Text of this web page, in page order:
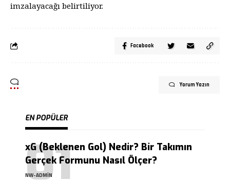
imzalayacağı belirtiliyor.
Facebook
Yorum Yazın
EN POPÜLER
xG (Beklenen Gol) Nedir? Bir Takımın
Gerçek Formunu Nasıl Ölçer?
NW-ADMIN